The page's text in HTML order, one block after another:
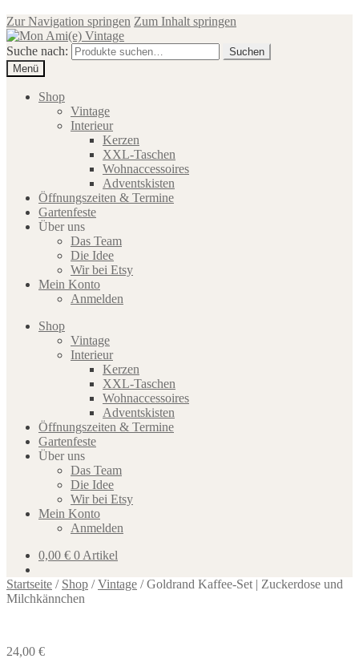
Zur Navigation springen Zum Inhalt springen
Suche nach:
Suchen
Menü
Shop
Vintage
Interieur
Kerzen
XXL-Taschen
Wohnaccessoires
Adventskisten
Öffnungszeiten & Termine
Gartenfeste
Über uns
Das Team
Die Idee
Wir bei Etsy
Mein Konto
Anmelden
Shop
Vintage
Interieur
Kerzen
XXL-Taschen
Wohnaccessoires
Adventskisten
Öffnungszeiten & Termine
Gartenfeste
Über uns
Das Team
Die Idee
Wir bei Etsy
Mein Konto
Anmelden
0,00 € 0 Artikel
Startseite / Shop /Vintage /Goldrand Kaffee-Set | Zuckerdose und
Milchkännchen
24,00 €